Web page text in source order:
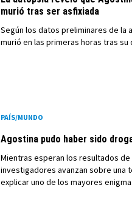
murió tras ser asfixiada
Según los datos preliminares de la
murió en las primeras horas tras su
PAÍS/MUNDO
Agostina pudo haber sido
Mientras esperan los resultados de
investigadores avanzan sobre una
explicar uno de los mayores